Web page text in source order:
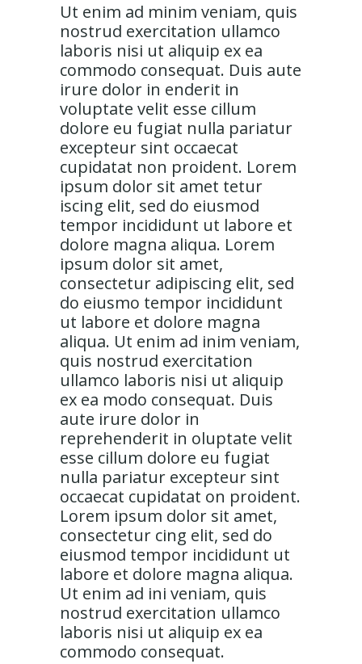
Ut enim ad minim veniam, quis
nostrud exercitation ullamco
laboris nisi ut aliquip ex ea
commodo consequat. Duis aute
irure dolor in enderit in
voluptate velit esse cillum
dolore eu fugiat nulla pariatur
excepteur sint occaecat
cupidatat non proident. Lorem
ipsum dolor sit amet tetur
iscing elit, sed do eiusmod
tempor incididunt ut labore et
dolore magna aliqua. Lorem
ipsum dolor sit amet,
consectetur adipiscing elit, sed
do eiusmo tempor incididunt
ut labore et dolore magna
aliqua. Ut enim ad inim veniam,
quis nostrud exercitation
ullamco laboris nisi ut aliquip
ex ea modo consequat. Duis
aute irure dolor in
reprehenderit in oluptate velit
esse cillum dolore eu fugiat
nulla pariatur excepteur sint
occaecat cupidatat on proident.
Lorem ipsum dolor sit amet,
consectetur cing elit, sed do
eiusmod tempor incididunt ut
labore et dolore magna aliqua.
Ut enim ad ini veniam, quis
nostrud exercitation ullamco
laboris nisi ut aliquip ex ea
commodo consequat.